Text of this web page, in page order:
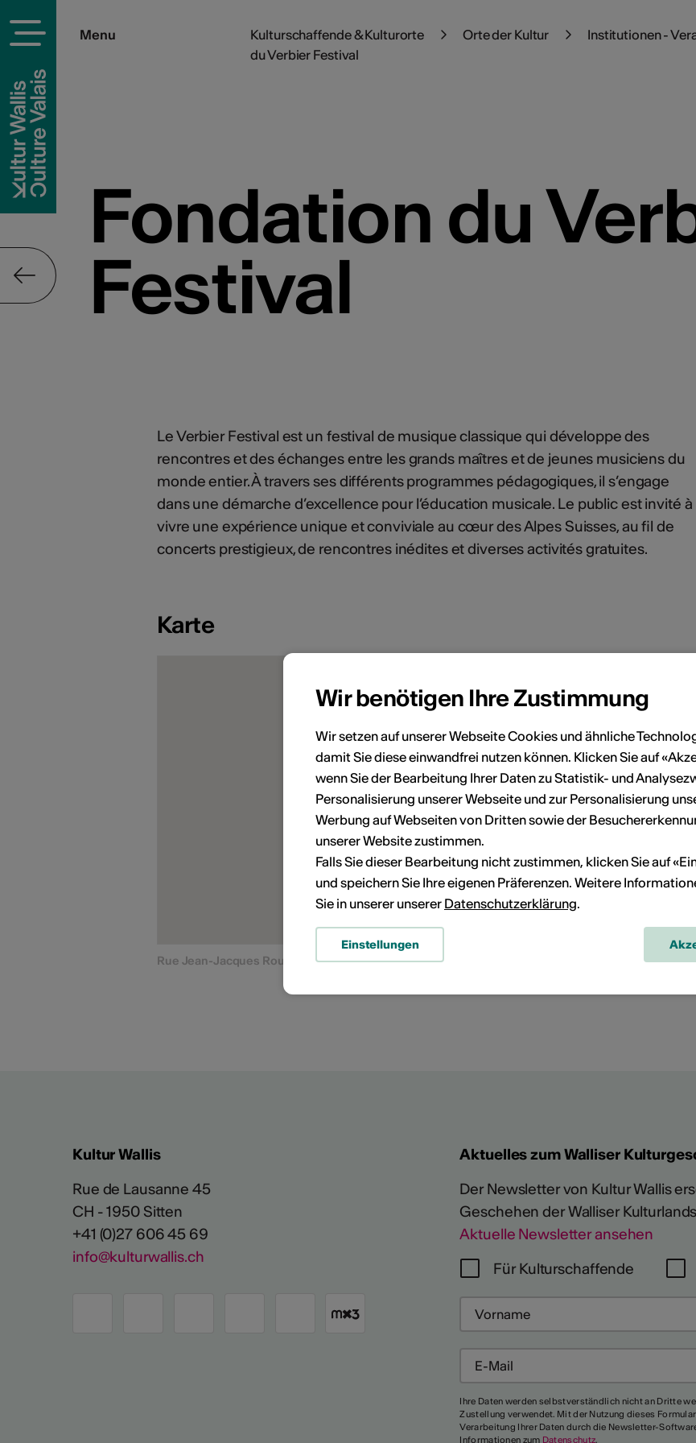
Menu Kulturschaffende & Kulturorte Orte der Kultur Institutionen -
du Verbier Festival
Fondation du
Festival
Le Verbier Festival est un festival de musique classique qui développe des
rencontres et des échanges entre les grands maîtres et de jeunes musiciens du
monde entier. À travers ses différents programmes pédagogiques, il s’engage
dans une démarche d’excellence pour l’éducation musicale. Le public est invité à
vivre une expérience unique et conviviale au cœur des Alpes Suisses, au fil de
concerts prestigieux, de rencontres inédites et diverses activités gratuites.
Karte
Rue Jean-Jacques Rousseau, 1800 Vevey ÖV
Kultur Wallis
Rue de Lausanne 45
CH - 1950 Sitten
+41 (0)27 606 45 69
info@kulturwallis.ch
Aktuelles zum Walliser
Der Newsletter von Kultur Wallis
Geschehen der Walliser
Aktuelle Newsletter ansehen
Für Kulturschaffende
Ihre Daten werden selbstverständlich nicht an Dritte
Zustellung verwendet. Mit der Nutzung dieses
Verarbeitung Ihrer Daten durch die Newsletter-
Informationen zum Datenschutz.
Wir benötigen Ihre Zustimmung
Wir setzen auf unserer Webseite Cookies und ähnliche
damit Sie diese einwandfrei nutzen können. Klicken Sie auf
wenn Sie der Bearbeitung Ihrer Daten zu Statistik- und
Personalisierung unserer Webseite und zur Personalisierung
Werbung auf Webseiten von Dritten sowie der
unserer Website zustimmen.
Falls Sie dieser Bearbeitung nicht zustimmen, klicken Sie auf
und speichern Sie Ihre eigenen Präferenzen. Weitere
Sie in unserer unserer Datenschutzerklärung.
Einstellungen